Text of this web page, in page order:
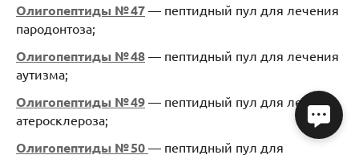
Олигопептиды № 47 — пептидный пул для лечения
пародонтоза;
Олигопептиды № 48 — пептидный пул для лечения
аутизма;
Олигопептиды № 49 — пептидный пул для лечения
атеросклероза;
Олигопептиды № 50 — пептидный пул для